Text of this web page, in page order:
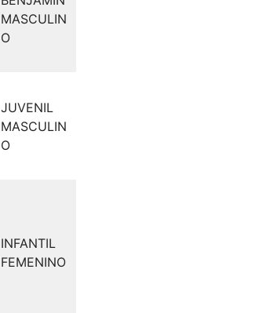
MASCULIN
O
JUVENIL
MASCULIN
O
INFANTIL
FEMENINO